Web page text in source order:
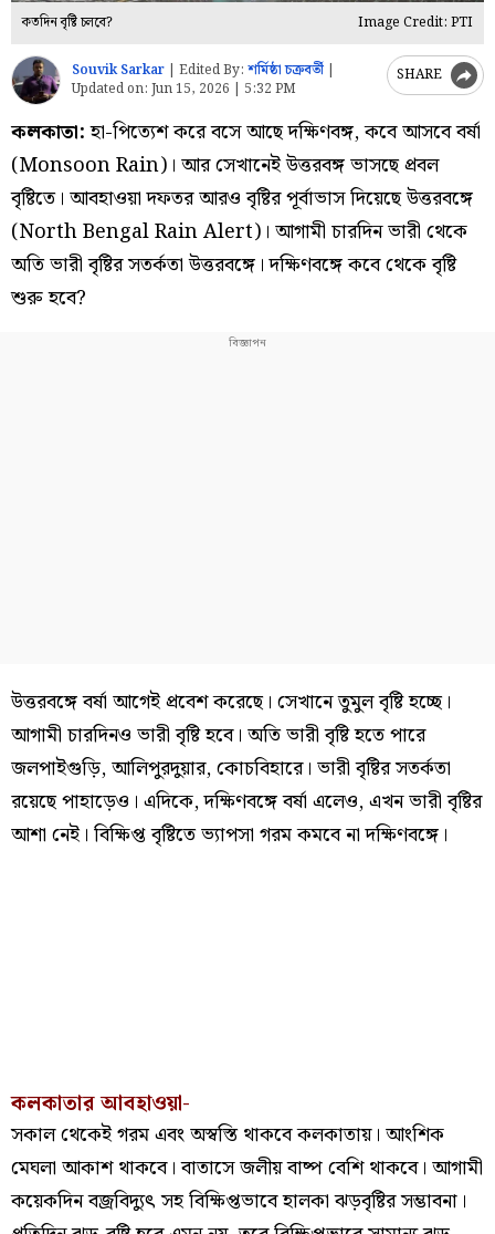
কতদিন বৃষ্টি চলবে? Image Credit: PTI
Souvik Sarkar Edited By: শর্মিষ্ঠা চক্রবর্তী
Updated on: Jun 15, 2026 | 5:32 PM
SHARE
কলকাতা:হা-পিত্যেশ করে বসে আছে দক্ষিণবঙ্গ, কবে আসবে বর্ষা
(Monsoon Rain)। আর সেখানেই উত্তরবঙ্গ ভাসছে প্রবল
বৃষ্টিতে। আবহাওয়া দফতর আরও বৃষ্টির পূর্বাভাস দিয়েছে উত্তরবঙ্গে
(North Bengal Rain Alert)। আগামী চারদিন ভারী থেকে
অতি ভারী বৃষ্টির সতর্কতা উত্তরবঙ্গে। দক্ষিণবঙ্গে কবে থেকে বৃষ্টি
শুরু হবে?
উত্তরবঙ্গে বর্ষা আগেই প্রবেশ করেছে। সেখানে তুমুল বৃষ্টি হচ্ছে।
আগামী চারদিনও ভারী বৃষ্টি হবে। অতি ভারী বৃষ্টি হতে পারে
জলপাইগুড়ি, আলিপুরদুয়ার, কোচবিহারে। ভারী বৃষ্টির সতর্কতা
রয়েছে পাহাড়েও। এদিকে, দক্ষিণবঙ্গে বর্ষা এলেও, এখন ভারী বৃষ্টির
আশা নেই। বিক্ষিপ্ত বৃষ্টিতে ভ্যাপসা গরম কমবে না দক্ষিণবঙ্গে।
কলকাতার আবহাওয়া-
সকাল থেকেই গরম এবং অস্বস্তি থাকবে কলকাতায়। আংশিক
মেঘলা আকাশ থাকবে। বাতাসে জলীয় বাষ্প বেশি থাকবে। আগামী
কয়েকদিন বজ্রবিদ্যুৎ সহ বিক্ষিপ্তভাবে হালকা ঝড়বৃষ্টির সম্ভাবনা।